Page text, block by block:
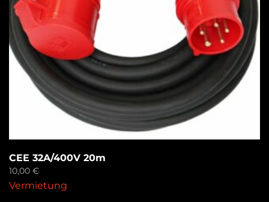
CEE 32A/400V 20m
10,00 €
Vermietung